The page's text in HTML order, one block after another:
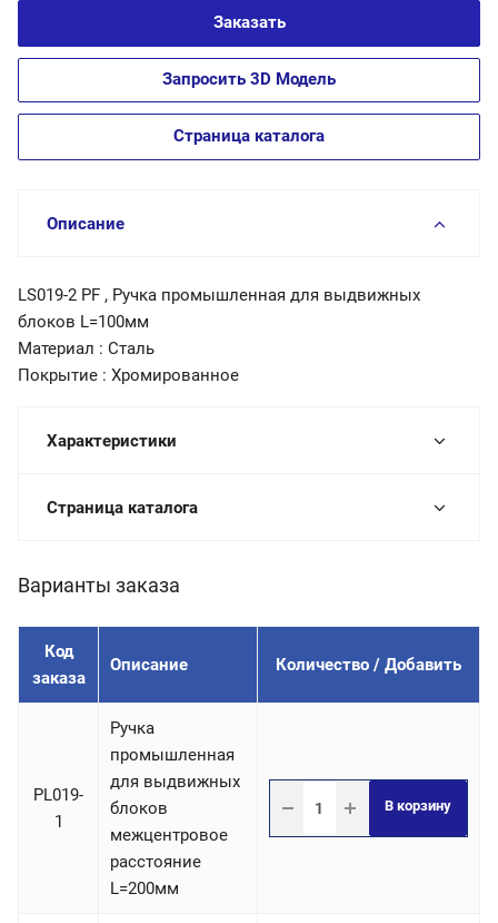
Заказать
Запросить 3D Модель
Страница каталога
Описание
LS019-2 PF , Ручка промышленная для выдвижных
блоков L=100мм
Материал : Сталь
Покрытие : Хромированное
Характеристики
Страница каталога
Варианты заказа
Код
заказа
Описание Количество / Добавить
PL019-
1
Ручка
промышленная
для выдвижных
блоков
межцентровое
расстояние
L=200мм
В корзину